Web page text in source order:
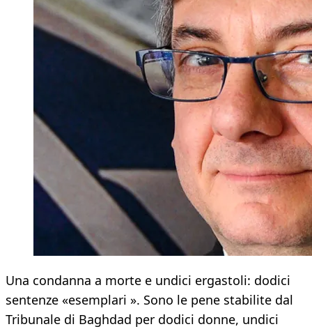
Una condanna a morte e undici ergastoli: dodici
sentenze «esemplari ». Sono le pene stabilite dal
Tribunale di Baghdad per dodici donne, undici